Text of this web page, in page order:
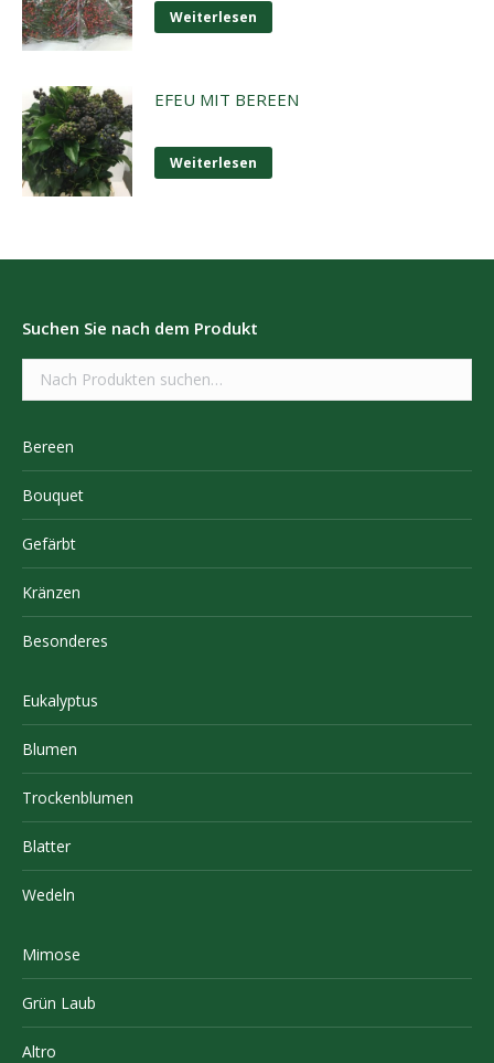
Weiterlesen
EFEU MIT BEREEN
Weiterlesen
Suchen Sie nach dem Produkt
Bereen
Bouquet
Gefärbt
Kränzen
Besonderes
Eukalyptus
Blumen
Trockenblumen
Blatter
Wedeln
Mimose
Grün Laub
Altro